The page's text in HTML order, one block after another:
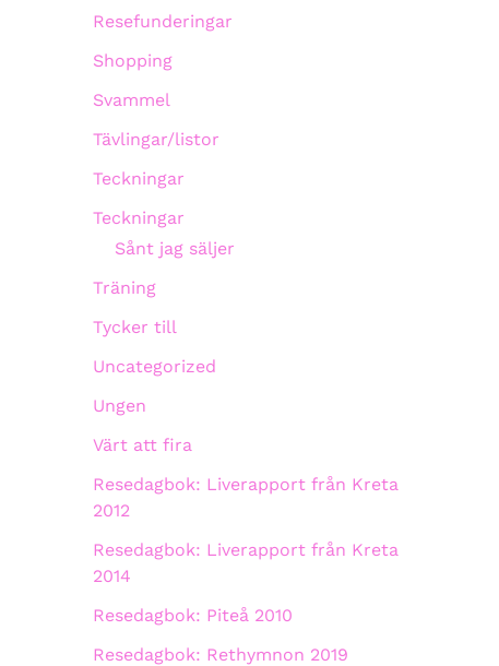
Resefunderingar
Shopping
Svammel
Tävlingar/listor
Teckningar
Teckningar
Sånt jag säljer
Träning
Tycker till
Uncategorized
Ungen
Värt att fira
Resedagbok: Liverapport från Kreta
2012
Resedagbok: Liverapport från Kreta
2014
Resedagbok: Piteå 2010
Resedagbok: Rethymnon 2019